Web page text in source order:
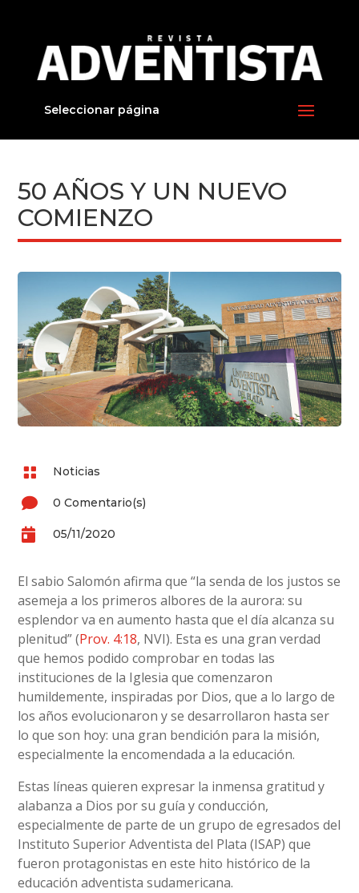
Seleccionar página
50 AÑOS Y UN NUEVO
COMIENZO
 Noticias
 0 Comentario(s)
 05/11/2020
El sabio Salomón afirma que “la senda de los justos se
asemeja a los primeros albores de la aurora: su
esplendor va en aumento hasta que el día alcanza su
plenitud” (Prov. 4:18, NVI). Esta es una gran verdad
que hemos podido comprobar en todas las
instituciones de la Iglesia que comenzaron
humildemente, inspiradas por Dios, que a lo largo de
los años evolucionaron y se desarrollaron hasta ser
lo que son hoy: una gran bendición para la misión,
especialmente la encomendada a la educación.
Estas líneas quieren expresar la inmensa gratitud y
alabanza a Dios por su guía y conducción,
especialmente de parte de un grupo de egresados del
Instituto Superior Adventista del Plata (ISAP) que
fueron protagonistas en este hito histórico de la
educación adventista sudamericana.